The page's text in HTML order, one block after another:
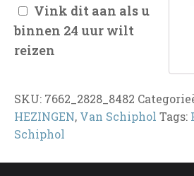
Vink dit aan als u
binnen 24 uur wilt
reizen
SKU: 7662_2828_8482
HEZINGEN, Van Schiphol Tags:
Schiphol